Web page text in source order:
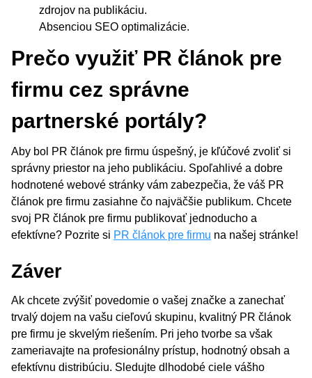
zdrojov na publikáciu.
Absenciou SEO optimalizácie.
Prečo využiť PR článok pre
firmu cez správne
partnerské portály?
Aby bol PR článok pre firmu úspešný, je kľúčové zvoliť si
správny priestor na jeho publikáciu. Spoľahlivé a dobre
hodnotené webové stránky vám zabezpečia, že váš PR
článok pre firmu zasiahne čo najväčšie publikum. Chcete
svoj PR článok pre firmu publikovať jednoducho a
efektívne? Pozrite si PR článok pre firmu na našej stránke!
Záver
Ak chcete zvýšiť povedomie o vašej značke a zanechať
trvalý dojem na vašu cieľovú skupinu, kvalitný PR článok
pre firmu je skvelým riešením. Pri jeho tvorbe sa však
zameriavajte na profesionálny prístup, hodnotný obsah a
efektívnu distribúciu. Sledujte dlhodobé ciele vášho